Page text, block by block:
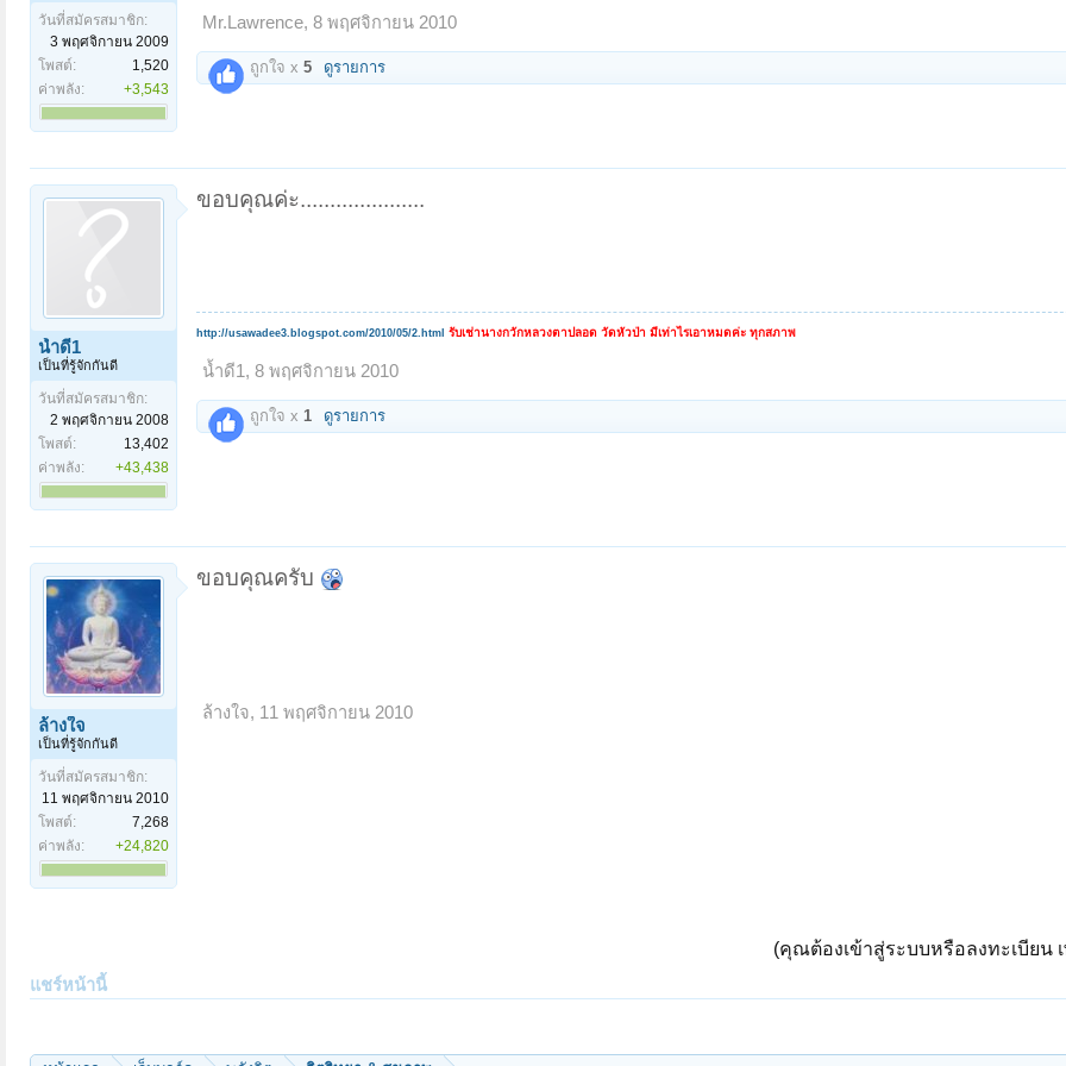
วันที่สมัครสมาชิก:
3 พฤศจิกายน 2009
โพสต์:
1,520
ค่าพลัง:
+3,543
Mr.Lawrence, 8 พฤศจิกายน 2010
ถูกใจ x 5 ดูรายการ
น้ำดี1
เป็นที่รู้จักกันดี
วันที่สมัครสมาชิก:
2 พฤศจิกายน 2008
โพสต์:
13,402
ค่าพลัง:
+43,438
ขอบคุณค่ะ.....................
http://usawadee3.blogspot.com/2010/05/2.html รับเช่านางกวักหลวงตาปลอด วัดหัวป่า มีเท่าไรเอาหมดค่ะ ทุกสภาพ
น้ำดี1 , 8 พฤศจิกายน 2010
ถูกใจ x 1 ดูรายการ
ล้างใจ
เป็นที่รู้จักกันดี
วันที่สมัครสมาชิก:
11 พฤศจิกายน 2010
โพสต์:
7,268
ค่าพลัง:
+24,820
ขอบคุณครับ
ล้างใจ, 11 พฤศจิกายน 2010
(คุณต้องเข้าสู่ระบบหรือลงทะเบียน
แชร์หน้านี้